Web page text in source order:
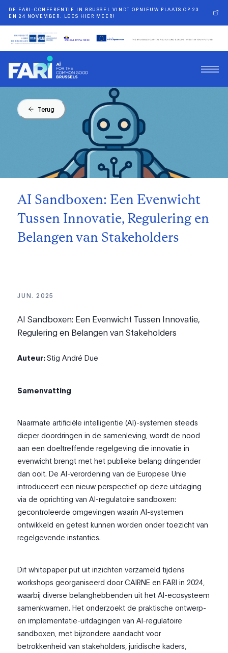
DE FARI-CONFERENTIE IN BRUSSEL VINDT OPNIEUW PLAATS OP 23
EN 24 NOVEMBER. LEES HIER MEER!
Terug
AI Sandboxen: Een Evenwicht
Tussen Innovatie, Regulering en
Belangen van Stakeholders
JUN. 2025
AI Sandboxen: Een Evenwicht Tussen Innovatie,
Regulering en Belangen van Stakeholders
Auteur:Stig André Due
Samenvatting
Naarmate artificiële intelligentie (AI)-systemen steeds
dieper doordringen in de samenleving, wordt de nood
aan een doeltreffende regelgeving die innovatie in
evenwicht brengt met het publieke belang dringender
dan ooit. De AI-verordening van de Europese Unie
introduceert een nieuw perspectief op deze uitdaging
via de oprichting van AI-regulatoire sandboxen:
gecontroleerde omgevingen waarin AI-systemen
ontwikkeld en getest kunnen worden onder toezicht van
regelgevende instanties.
Dit whitepaper put uit inzichten verzameld tijdens
workshops georganiseerd door CAIRNE en FARI in 2024,
waarbij diverse belanghebbenden uit het AI-ecosysteem
samenkwamen. Het onderzoekt de praktische ontwerp-
en implementatie-uitdagingen van AI-regulatoire
sandboxen, met bijzondere aandacht voor
betrokkenheid van stakeholders, juridische kaders,